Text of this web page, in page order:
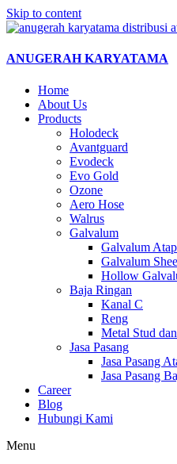
Skip to content
ANUGERAH KARYATAMA
Home
About Us
Products
Holodeck
Avantguard
Evodeck
Evo Gold
Ozone
Aero Hose
Walrus
Galvalum
Galvalum
Galvalum
Hollow
Baja Ringan
Kanal C
Reng
Metal Stud
Jasa Pasang
Jasa Pasang
Jasa Pasang
Career
Blog
Hubungi Kami
Menu